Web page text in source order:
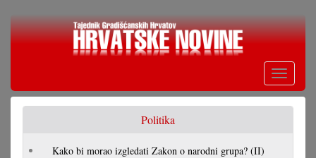
Skoči
Toggle
Politika
Kako bi morao izgledati Zakon o narodni grupa? (II)